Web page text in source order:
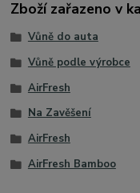
Zboží zařazeno v
Vůně do auta
Vůně podle výrobce
AirFresh
Na Zavěšení
AirFresh
AirFresh Bamboo